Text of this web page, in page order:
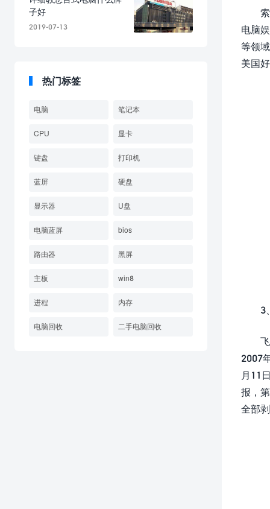
电脑
等领
美国
3
2007
月11
报，
全部
子好
2019-07-13
热门标签
电脑 笔记本
CPU 显卡
键盘 打印机
蓝屏 硬盘
显示器 U盘
电脑蓝屏 bios
路由器 黑屏
主板 win8
进程 内存
电脑回收 二手电脑回收